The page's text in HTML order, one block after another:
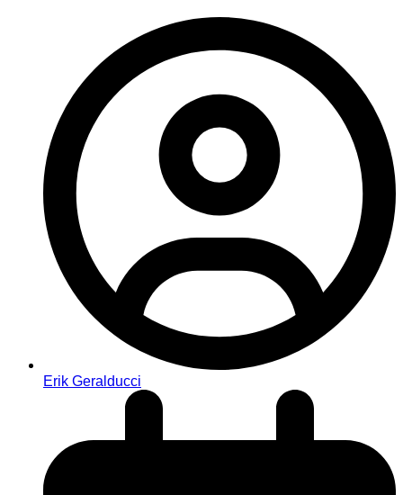
Erik Geralducci